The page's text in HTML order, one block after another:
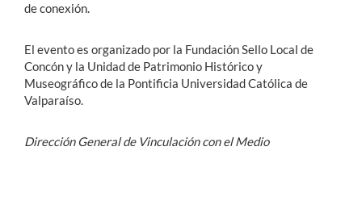
de conexión.
El evento es organizado por la Fundación Sello Local de
Concón y la Unidad de Patrimonio Histórico y
Museográfico de la Pontificia Universidad Católica de
Valparaíso.
Dirección General de Vinculación con el Medio